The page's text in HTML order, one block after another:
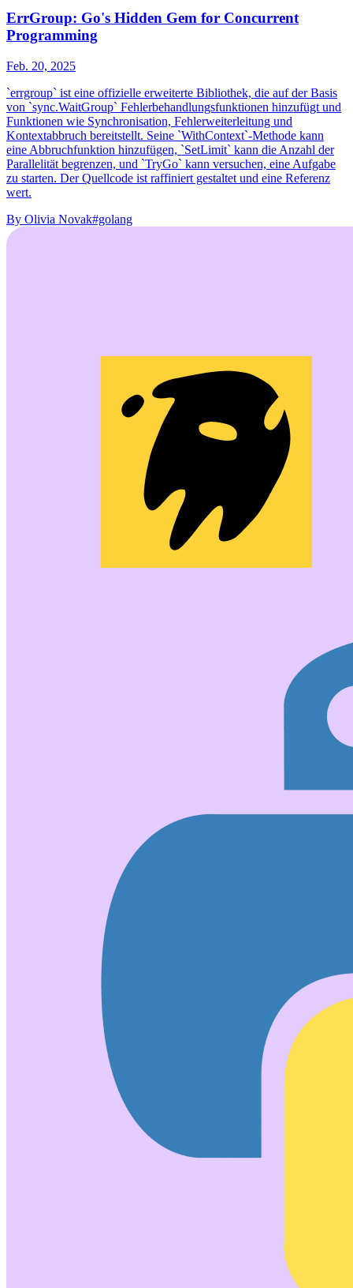
ErrGroup: Go's Hidden Gem for Concurrent
Programming
Feb. 20, 2025
`errgroup` ist eine offizielle erweiterte Bibliothek, die auf der Basis
von `sync.WaitGroup` Fehlerbehandlungsfunktionen hinzufügt und
Funktionen wie Synchronisation, Fehlerweiterleitung und
Kontextabbruch bereitstellt. Seine `WithContext`-Methode kann
eine Abbruchfunktion hinzufügen, `SetLimit` kann die Anzahl der
Parallelität begrenzen, und `TryGo` kann versuchen, eine Aufgabe
zu starten. Der Quellcode ist raffiniert gestaltet und eine Referenz
wert.
By Olivia Novak#golang